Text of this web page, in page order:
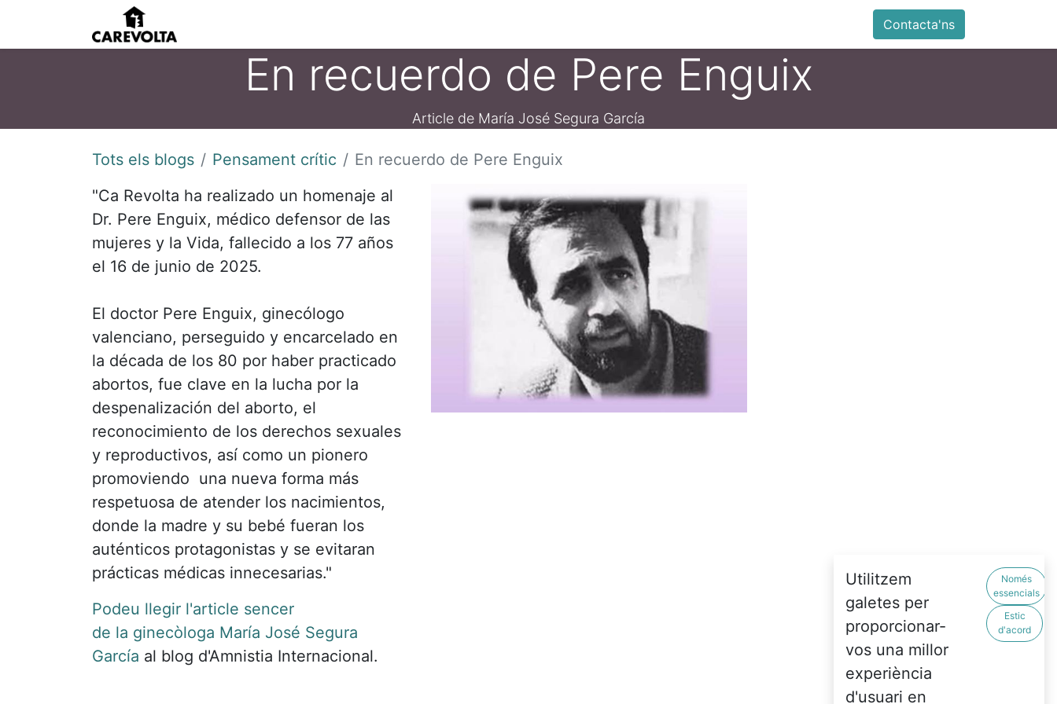
Antiga web Botiga
Contacta'ns
En recuerdo de Pere Enguix
Article de María José Segura García
Tots els blogs Pensament crític
En recuerdo de Pere Enguix
"Ca Revolta ha realizado un homenaje al
Dr. Pere Enguix, médico defensor de las
mujeres y la Vida, fallecido a los 77 años
el 16 de junio de 2025.
El doctor Pere Enguix, ginecólogo
valenciano, perseguido y encarcelado en
la década de los 80 por haber practicado
abortos, fue clave en la lucha por la
despenalización del aborto, el
reconocimiento de los derechos sexuales
y reproductivos, así como un pionero
promoviendo una nueva forma más
respetuosa de atender los nacimientos,
donde la madre y su bebé fueran los
auténticos protagonistas y se evitaran
prácticas médicas innecesarias."
Podeu llegir l'article sencer
de la ginecòloga María José Segura
García al blog d'Amnistia Internacional.
Utilitzem
galetes per
proporcionar-
vos una millor
experiència
d'usuari en
Només
essencials
Estic
d'acord